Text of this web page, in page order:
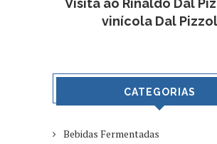
Visita ao Rinaldo Dal
vinícola Dal Pizzol
CATEGORIAS
Bebidas Fermentadas